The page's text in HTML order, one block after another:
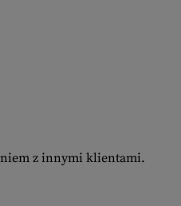
z innymi klientami.